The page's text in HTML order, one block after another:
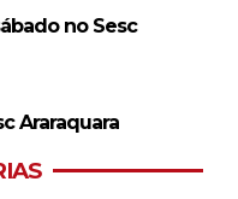
no Sesc
Araraquara